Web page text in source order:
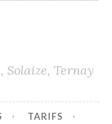
Solaize, Ternay
TARIFS